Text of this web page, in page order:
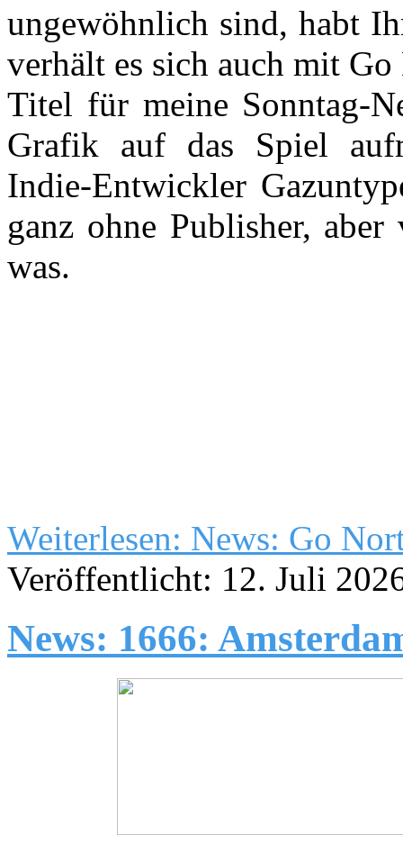
ungewöhnlich sind, habt
verhält es sich auch mit
Titel für meine Sonntag-
Grafik auf das Spiel
Indie-Entwickler
ganz ohne Publisher,
was.
Weiterlesen: News: Go
Veröffentlicht: 12. Juli
News: 1666: